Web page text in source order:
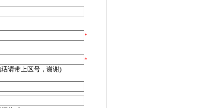
*
*
话请带上区号，谢谢)